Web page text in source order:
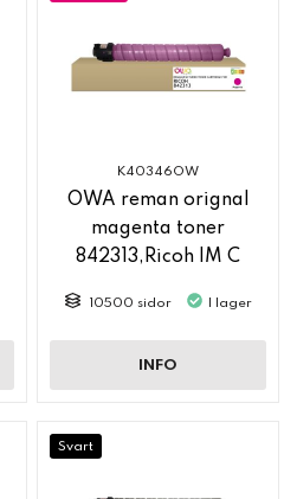
K40346OW
OWA reman orignal
magenta toner
842313,Ricoh IM C
10500 sidor I lager
INFO
Svart